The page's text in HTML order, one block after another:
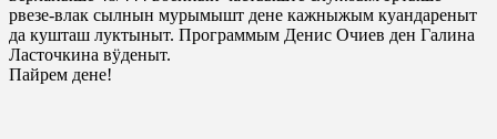
рвезе-влак сылнын мурымышт дене кажныжым куандареныт
да кушташ луктыныт. Программым Денис Очиев ден Галина
Ласточкина вÿденыт.
Пайрем дене!